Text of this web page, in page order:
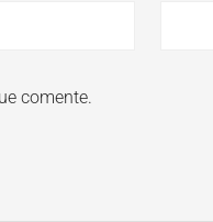
comente.